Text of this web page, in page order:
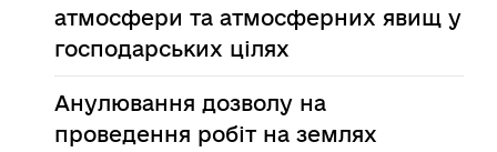
атмосфери та атмосферних явищ у
господарських цілях
Анулювання дозволу на
проведення робіт на землях